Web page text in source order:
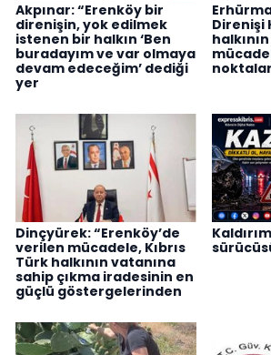
Akpınar: “Erenköy bir
direnişin, yok edilmek
istenen bir halkın ‘Ben
buradayım ve var olmaya
devam edeceğim’ dediği
yer
Direnişi
Dinçyürek: “Erenköy’de
verilen mücadele, Kıbrıs
Türk halkının vatanına
sahip çıkma iradesinin en
güçlü göstergelerinden